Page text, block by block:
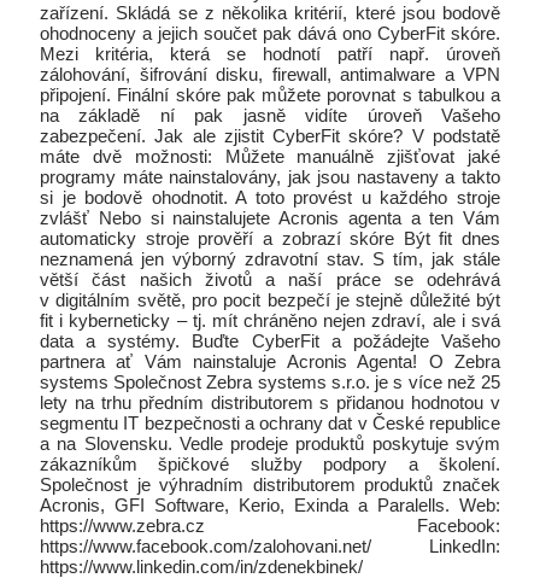
zařízení. Skládá se z několika kritérií, které jsou bodově
ohodnoceny a jejich součet pak dává ono CyberFit skóre.
Mezi kritéria, která se hodnotí patří např. úroveň
zálohování, šifrování disku, firewall, antimalware a VPN
připojení. Finální skóre pak můžete porovnat s tabulkou a
na základě ní pak jasně vidíte úroveň Vašeho
zabezpečení. Jak ale zjistit CyberFit skóre? V podstatě
máte dvě možnosti: Můžete manuálně zjišťovat jaké
programy máte nainstalovány, jak jsou nastaveny a takto
si je bodově ohodnotit. A toto provést u každého stroje
zvlášť Nebo si nainstalujete Acronis agenta a ten Vám
automaticky stroje prověří a zobrazí skóre Být fit dnes
neznamená jen výborný zdravotní stav. S tím, jak stále
větší část našich životů a naší práce se odehrává
v digitálním světě, pro pocit bezpečí je stejně důležité být
fit i kyberneticky – tj. mít chráněno nejen zdraví, ale i svá
data a systémy. Buďte CyberFit a požádejte Vašeho
partnera ať Vám nainstaluje Acronis Agenta! O Zebra
systems Společnost Zebra systems s.r.o. je s více než 25
lety na trhu předním distributorem s přidanou hodnotou v
segmentu IT bezpečnosti a ochrany dat v České republice
a na Slovensku. Vedle prodeje produktů poskytuje svým
zákazníkům špičkové služby podpory a školení.
Společnost je výhradním distributorem produktů značek
Acronis, GFI Software, Kerio, Exinda a Paralells. Web:
https://www.zebra.cz Facebook:
https://www.facebook.com/zalohovani.net/ LinkedIn:
https://www.linkedin.com/in/zdenekbinek/